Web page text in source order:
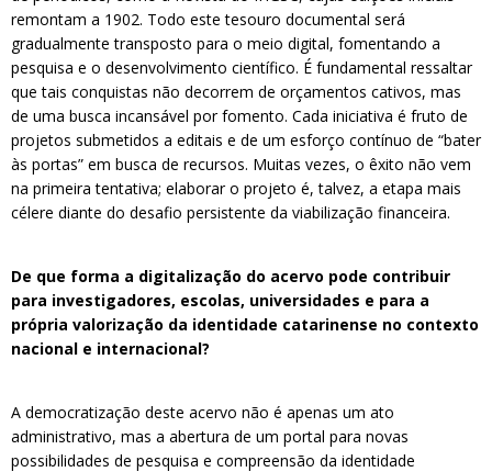
remontam a 1902. Todo este tesouro documental será
gradualmente transposto para o meio digital, fomentando a
pesquisa e o desenvolvimento científico. É fundamental ressaltar
que tais conquistas não decorrem de orçamentos cativos, mas
de uma busca incansável por fomento. Cada iniciativa é fruto de
projetos submetidos a editais e de um esforço contínuo de “bater
às portas” em busca de recursos. Muitas vezes, o êxito não vem
na primeira tentativa; elaborar o projeto é, talvez, a etapa mais
célere diante do desafio persistente da viabilização financeira.
De que forma a digitalização do acervo pode contribuir
para investigadores, escolas, universidades e para a
própria valorização da identidade catarinense no contexto
nacional e internacional?
A democratização deste acervo não é apenas um ato
administrativo, mas a abertura de um portal para novas
possibilidades de pesquisa e compreensão da identidade